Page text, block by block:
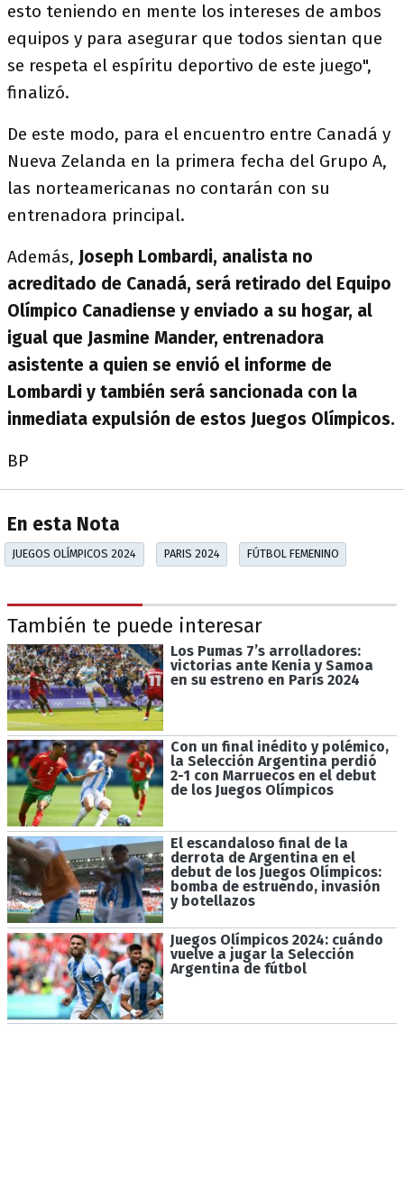
esto teniendo en mente los intereses de ambos
equipos y para asegurar que todos sientan que
se respeta el espíritu deportivo de este juego",
finalizó.
De este modo, para el encuentro entre Canadá y
Nueva Zelanda en la primera fecha del Grupo A,
las norteamericanas no contarán con su
entrenadora principal.
Además, Joseph Lombardi, analista no
acreditado de Canadá, será retirado del Equipo
Olímpico Canadiense y enviado a su hogar, al
igual que Jasmine Mander, entrenadora
asistente a quien se envió el informe de
Lombardi y también será sancionada con la
inmediata expulsión de estos Juegos Olímpicos.
BP
En esta Nota
JUEGOS OLÍMPICOS 2024 PARIS 2024 FÚTBOL FEMENINO
También te puede interesar
Los Pumas 7’s arrolladores:
victorias ante Kenia y Samoa
en su estreno en París 2024
Con un final inédito y polémico,
la Selección Argentina perdió
2-1 con Marruecos en el debut
de los Juegos Olímpicos
El escandaloso final de la
derrota de Argentina en el
debut de los Juegos Olímpicos:
bomba de estruendo, invasión
y botellazos
Juegos Olímpicos 2024: cuándo
vuelve a jugar la Selección
Argentina de fútbol